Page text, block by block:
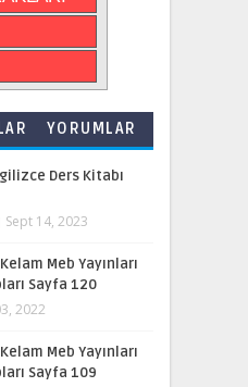
YORUMLAR
Ders Kitabı
Sept 14, 2023
Meb Yayınları
Sayfa 120
2022
Meb Yayınları
Sayfa 109